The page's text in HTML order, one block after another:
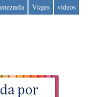
Viajes videos